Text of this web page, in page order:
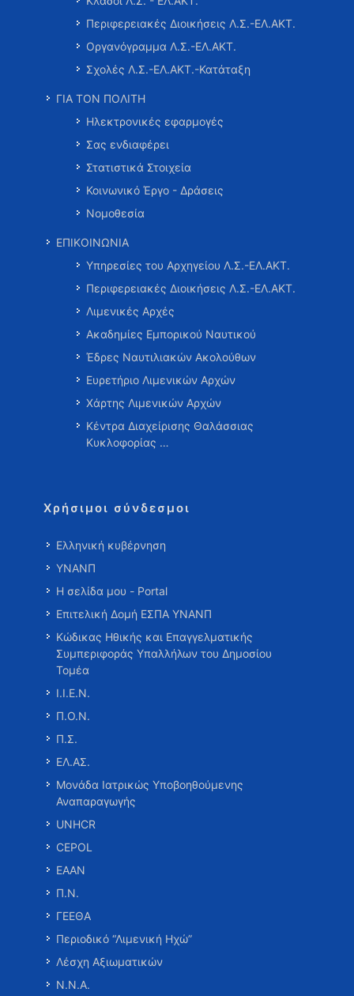
Περιφερειακές Διοικήσεις Λ.Σ.-ΕΛ.ΑΚΤ.
Οργανόγραμμα Λ.Σ.-ΕΛ.ΑΚΤ.
Σχολές Λ.Σ.-ΕΛ.ΑΚΤ.-Κατάταξη
ΓΙΑ ΤΟΝ ΠΟΛΙΤΗ
Ηλεκτρονικές εφαρμογές
Σας ενδιαφέρει
Στατιστικά Στοιχεία
Κοινωνικό Έργο - Δράσεις
Νομοθεσία
ΕΠΙΚΟΙΝΩΝΙΑ
Υπηρεσίες του Αρχηγείου Λ.Σ.-ΕΛ.ΑΚΤ.
Περιφερειακές Διοικήσεις Λ.Σ.-ΕΛ.ΑΚΤ.
Λιμενικές Αρχές
Ακαδημίες Εμπορικού Ναυτικού
Έδρες Ναυτιλιακών Ακολούθων
Ευρετήριο Λιμενικών Αρχών
Χάρτης Λιμενικών Αρχών
Κέντρα Διαχείρισης Θαλάσσιας
Κυκλοφορίας …
Χρήσιμοι σύνδεσμοι
Ελληνική κυβέρνηση
ΥΝΑΝΠ
Η σελίδα μου - Portal
Επιτελική Δομή ΕΣΠΑ ΥΝΑΝΠ
Κώδικας Ηθικής και Επαγγελματικής
Συμπεριφοράς Υπαλλήλων του Δημοσίου
Τομέα
Ι.Ι.Ε.Ν.
Π.Ο.Ν.
Π.Σ.
ΕΛ.ΑΣ.
Μονάδα Ιατρικώς Υποβοηθούμενης
Αναπαραγωγής
UNHCR
CEPOL
ΕΑΑΝ
Π.Ν.
ΓΕΕΘΑ
Περιοδικό “Λιμενική Ηχώ”
Λέσχη Αξιωματικών
Ν.Ν.Α.